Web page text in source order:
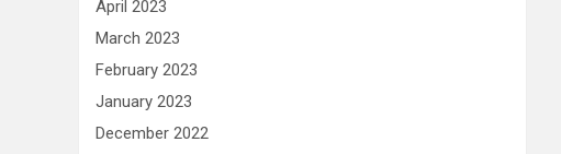
April 2023
March 2023
February 2023
January 2023
December 2022